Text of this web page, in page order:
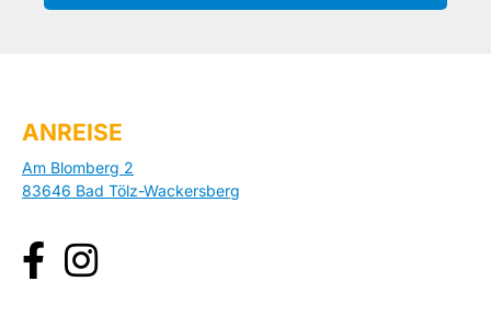
ANREISE
Am Blomberg 2
83646 Bad Tölz-Wackersberg